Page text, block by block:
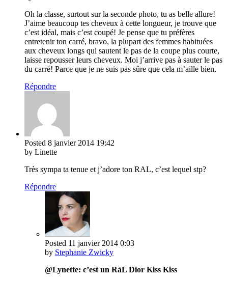
Oh la classe, surtout sur la seconde photo, tu as belle allure!
J’aime beaucoup tes cheveux à cette longueur, je trouve que
c’est idéal, mais c’est coupé! Je pense que tu préfères
entretenir ton carré, bravo, la plupart des femmes habituées
aux cheveux longs qui sautent le pas de la coupe plus courte,
laisse repousser leurs cheveux. Moi j’arrive pas à sauter le pas
du carré! Parce que je ne suis pas sûre que cela m’aille bien.
Répondre
Posted 8 janvier 2014 19:42
by Linette
Très sympa ta tenue et j’adore ton RAL, c’est lequel stp?
Répondre
Posted 11 janvier 2014 0:03
by Stephanie Zwicky
@Lynette: c’est un RàL Dior Kiss Kiss